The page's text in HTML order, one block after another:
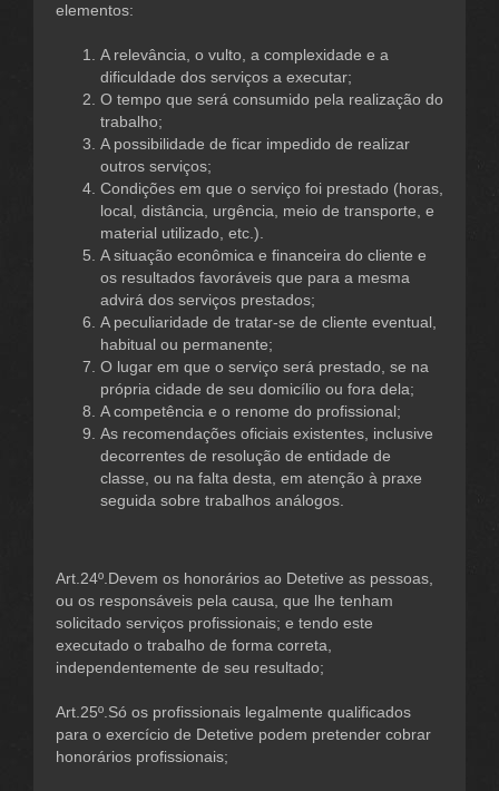
elementos:
A relevância, o vulto, a complexidade e a
dificuldade dos serviços a executar;
O tempo que será consumido pela realização do
trabalho;
A possibilidade de ficar impedido de realizar
outros serviços;
Condições em que o serviço foi prestado (horas,
local, distância, urgência, meio de transporte, e
material utilizado, etc.).
A situação econômica e financeira do cliente e
os resultados favoráveis que para a mesma
advirá dos serviços prestados;
A peculiaridade de tratar-se de cliente eventual,
habitual ou permanente;
O lugar em que o serviço será prestado, se na
própria cidade de seu domicílio ou fora dela;
A competência e o renome do profissional;
As recomendações oficiais existentes, inclusive
decorrentes de resolução de entidade de
classe, ou na falta desta, em atenção à praxe
seguida sobre trabalhos análogos.
Art.24º.Devem os honorários ao Detetive as pessoas,
ou os responsáveis pela causa, que lhe tenham
solicitado serviços profissionais; e tendo este
executado o trabalho de forma correta,
independentemente de seu resultado;
Art.25º.Só os profissionais legalmente qualificados
para o exercício de Detetive podem pretender cobrar
honorários profissionais;